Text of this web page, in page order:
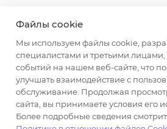
2026 © ООО "Вайт
Любая информация на сайте
характер и не является
определяемой положениями
Гражданского кодекса
Использование любых
на https://opt-milena.ru,
Файлы cookie
Мы используем файлы cookie,
специалистами и третьими лицами,
событий на нашем веб-сайте, что
улучшать взаимодействие с
обслуживание. Продолжая
сайта, вы принимаете условия его
Более подробные сведения